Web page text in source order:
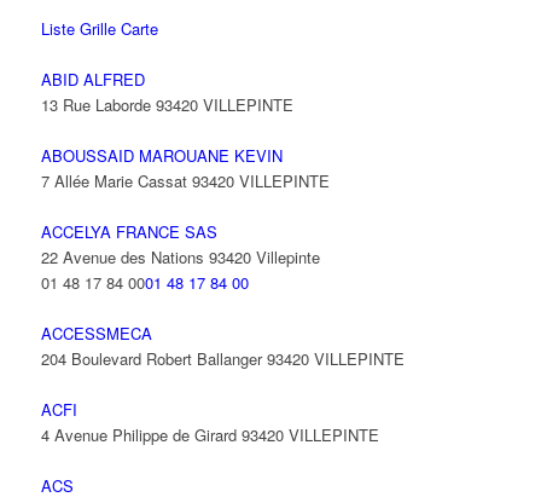
Liste Grille Carte
ABID ALFRED
13 Rue Laborde 93420 VILLEPINTE
ABOUSSAID MAROUANE KEVIN
7 Allée Marie Cassat 93420 VILLEPINTE
ACCELYA FRANCE SAS
22 Avenue des Nations 93420 Villepinte
01 48 17 84 0001 48 17 84 00
ACCESSMECA
204 Boulevard Robert Ballanger 93420 VILLEPINTE
ACFI
4 Avenue Philippe de Girard 93420 VILLEPINTE
ACS